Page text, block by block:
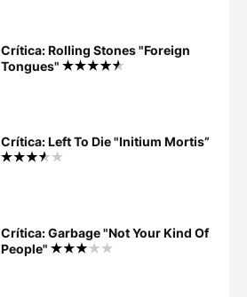
Crítica: Rolling Stones "Foreign
Tongues"
Crítica: Left To Die "Initium Mortis”
Crítica: Garbage "Not Your Kind Of
People"